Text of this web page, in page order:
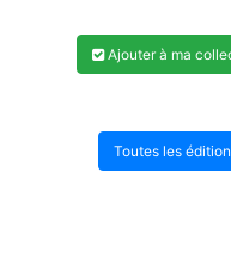
Ajouter à ma
Toutes les